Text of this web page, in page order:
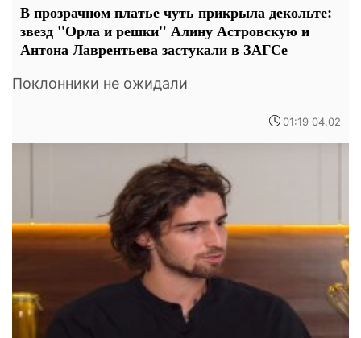
В прозрачном платье чуть прикрыла декольте:
звезд "Орла и решки" Алину Астровскую и
Антона Лаврентьева застукали в ЗАГСе
Поклонники не ожидали
01:19 04.02